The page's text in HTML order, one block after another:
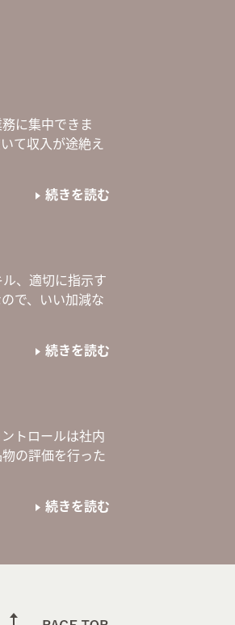
に集中できま
て収入が途絶え
続きを読む
、適切に指示す
で、いい加減な
続きを読む
トロールは社内
の評価を行った
続きを読む